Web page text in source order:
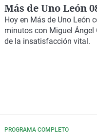
Más de Uno León
Hoy en Más de Uno León
minutos con Miguel Ángel
de la insatisfacción vital.
PROGRAMA COMPLETO